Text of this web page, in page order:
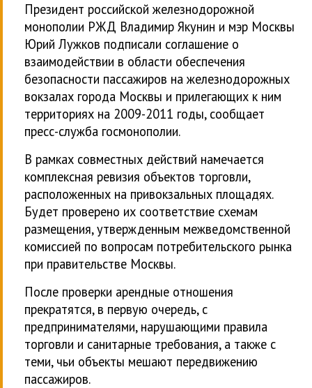
Президент российской железнодорожной
монополии РЖД Владимир Якунин и мэр Москвы
Юрий Лужков подписали соглашение о
взаимодействии в области обеспечения
безопасности пассажиров на железнодорожных
вокзалах города Москвы и прилегающих к ним
территориях на 2009-2011 годы, сообщает
пресс-служба госмонополии.
В рамках совместных действий намечается
комплексная ревизия объектов торговли,
расположенных на привокзальных площадях.
Будет проверено их соответствие схемам
размещения, утвержденным межведомственной
комиссией по вопросам потребительского рынка
при правительстве Москвы.
После проверки арендные отношения
прекратятся, в первую очередь, с
предпринимателями, нарушающими правила
торговли и санитарные требования, а также с
теми, чьи объекты мешают передвижению
пассажиров.